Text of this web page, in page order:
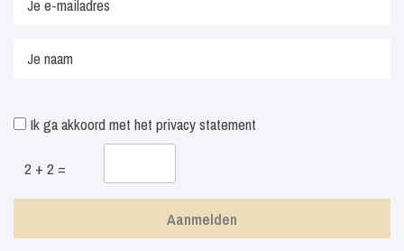
Ik ga akkoord met het privacy statement
2 + 2 =